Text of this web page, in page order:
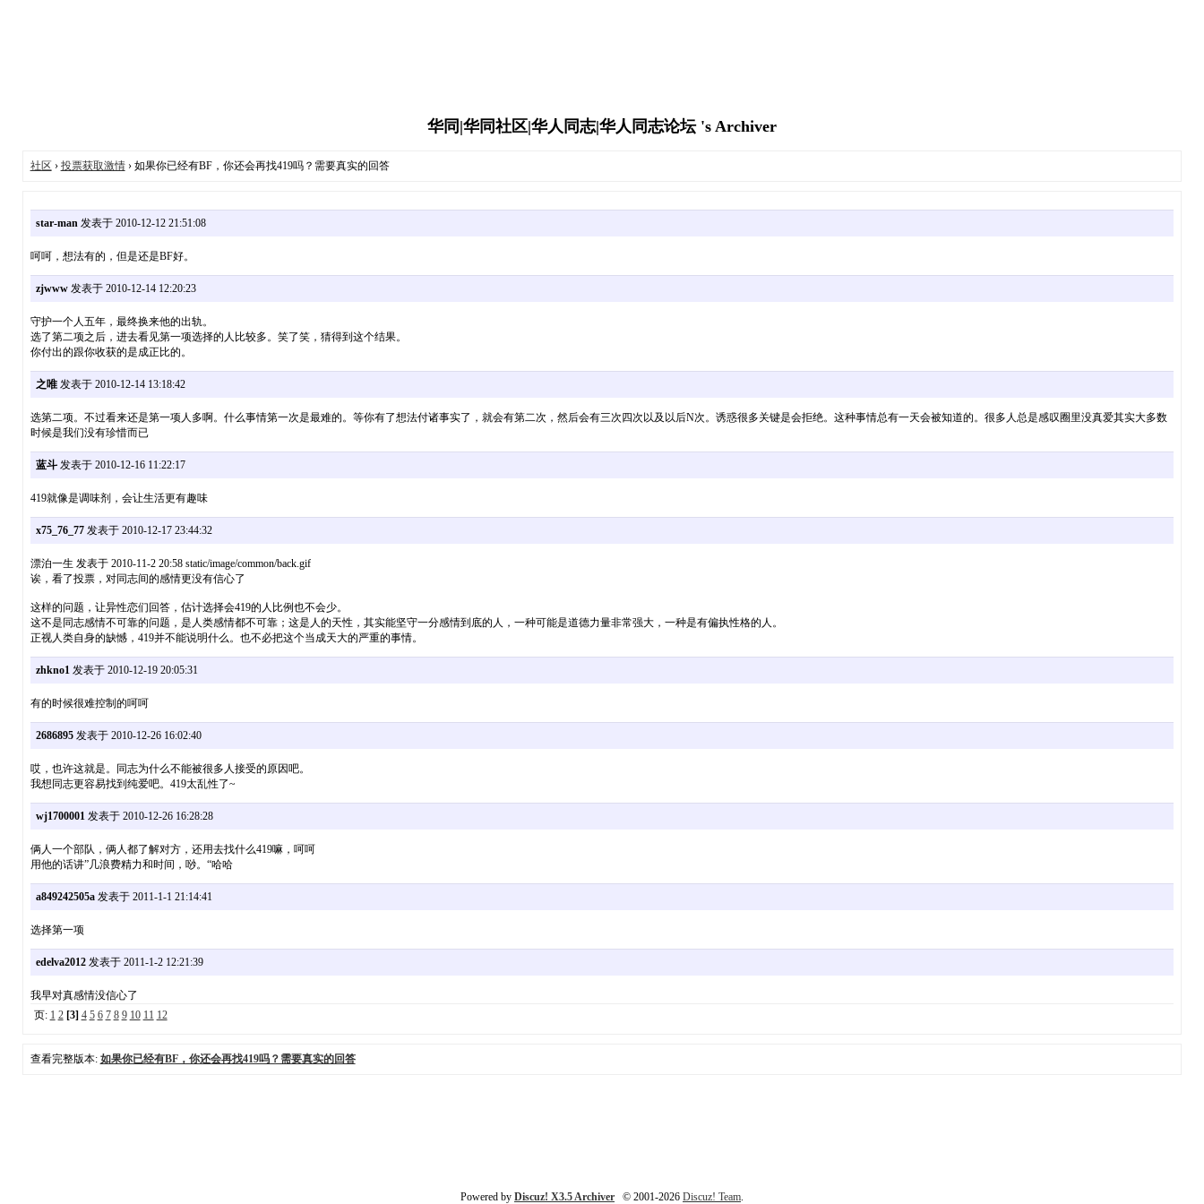
华同|华同社区|华人同志|华人同志论坛 's Archiver
社区› 投票获取激情› 如果你已经有BF，你还会再找419吗？需要真实的回答
star-man发表于 2010-12-12 21:51:08
呵呵，想法有的，但是还是BF好。
zjwww发表于 2010-12-14 12:20:23
守护一个人五年，最终换来他的出轨。
选了第二项之后，进去看见第一项选择的人比较多。笑了笑，猜得到这个结果。
你付出的跟你收获的是成正比的。
之唯发表于 2010-12-14 13:18:42
选第二项。不过看来还是第一项人多啊。什么事情第一次是最难的。等你有了想法付诸事实了，就会有第二次，然后会有三次四次以及以后N次。诱惑很多关键是会拒绝。这种事情总有一天会被知道的。很多人总是感叹圈里没真爱其实大多数
时候是我们没有珍惜而已
蓝斗发表于 2010-12-16 11:22:17
419就像是调味剂，会让生活更有趣味
x75_76_77发表于 2010-12-17 23:44:32
漂泊一生 发表于 2010-11-2 20:58 static/image/common/back.gif
诶，看了投票，对同志间的感情更没有信心了
这样的问题，让异性恋们回答，估计选择会419的人比例也不会少。
这不是同志感情不可靠的问题，是人类感情都不可靠；这是人的天性，其实能坚守一分感情到底的人，一种可能是道德力量非常强大，一种是有偏执性格的人。
正视人类自身的缺憾，419并不能说明什么。也不必把这个当成天大的严重的事情。
zhkno1发表于 2010-12-19 20:05:31
有的时候很难控制的呵呵
2686895发表于 2010-12-26 16:02:40
哎，也许这就是。同志为什么不能被很多人接受的原因吧。
我想同志更容易找到纯爱吧。419太乱性了~
wj1700001发表于 2010-12-26 16:28:28
俩人一个部队，俩人都了解对方，还用去找什么419嘛，呵呵
用他的话讲”几浪费精力和时间，唦。“哈哈
a849242505a发表于 2011-1-1 21:14:41
选择第一项
edelva2012发表于 2011-1-2 12:21:39
我早对真感情没信心了
页: 1 2 [3] 4 5 6 7 8 9 10 11 12
查看完整版本: 如果你已经有BF，你还会再找419吗？需要真实的回答
Powered by Discuz! X3.5 Archiver © 2001-2026 Discuz! Team.